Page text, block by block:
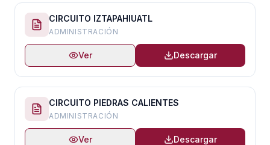
CIRCUITO IZTAPAHIUATL
ADMINISTRACIÓN
Ver Descargar
CIRCUITO PIEDRAS CALIENTES
ADMINISTRACIÓN
Ver Descargar